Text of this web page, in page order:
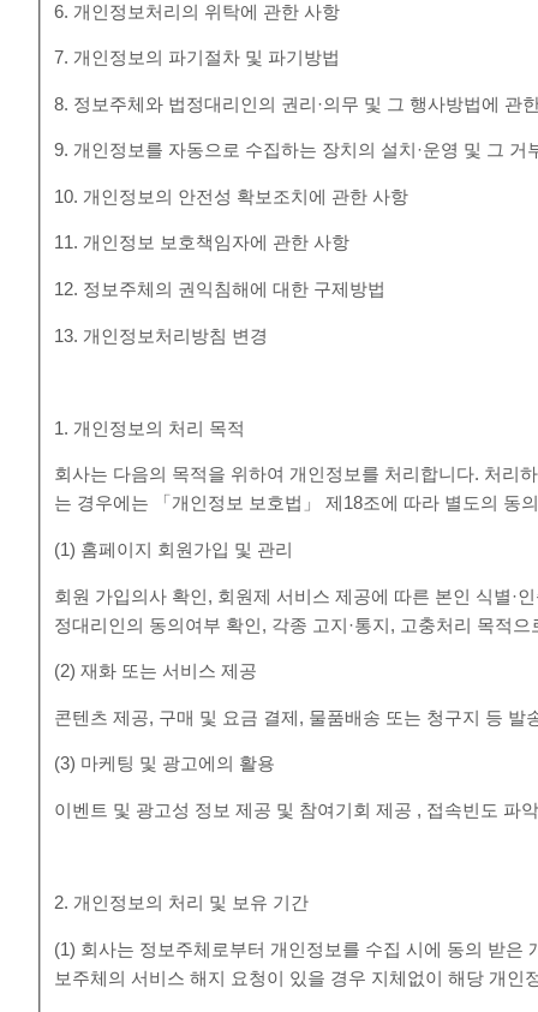
6. 개인정보처리의 위탁에 관한 사항
7. 개인정보의 파기절차 및 파기방법
8. 정보주체와 법정대리인의 권리·의무 및 그 행사방법에 관
9. 개인정보를 자동으로 수집하는 장치의 설치·운영 및 그 거
10. 개인정보의 안전성 확보조치에 관한 사항
11. 개인정보 보호책임자에 관한 사항
12. 정보주체의 권익침해에 대한 구제방법
13. 개인정보처리방침 변경
1. 개인정보의 처리 목적
회사는 다음의 목적을 위하여 개인정보를 처리합니다. 처리
는 경우에는 「개인정보 보호법」 제18조에 따라 별도의 동
(1) 홈페이지 회원가입 및 관리
회원 가입의사 확인, 회원제 서비스 제공에 따른 본인 식별·
정대리인의 동의여부 확인, 각종 고지·통지, 고충처리 목적
(2) 재화 또는 서비스 제공
콘텐츠 제공, 구매 및 요금 결제, 물품배송 또는 청구지 등
(3) 마케팅 및 광고에의 활용
이벤트 및 광고성 정보 제공 및 참여기회 제공 , 접속빈도 파
2. 개인정보의 처리 및 보유 기간
(1) 회사는 정보주체로부터 개인정보를 수집 시에 동의 받은
보주체의 서비스 해지 요청이 있을 경우 지체없이 해당 개